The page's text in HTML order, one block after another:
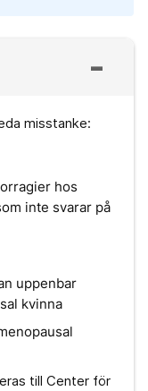
misstanke:
hos
inte svarar på
uppenbar
kvinna
till Center för